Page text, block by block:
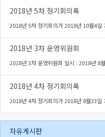
2018년 5차 정기회의록
2018년 5차 정기회의가 2018년 10월4일
2018년 3차 운영위원회
2018년 3차 운영위원회 일시 : 2018년 8
2018년 4차 정기회의록
2018년 4차 정기회의가 2018년 8월23일
자유게시판